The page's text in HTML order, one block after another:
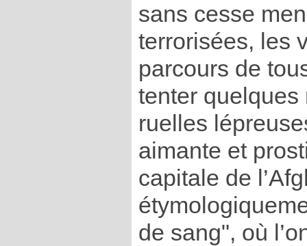
sans cesse
terrorisées, les
parcours de
tenter quelques
ruelles
aimante et
capitale de
de sang", où